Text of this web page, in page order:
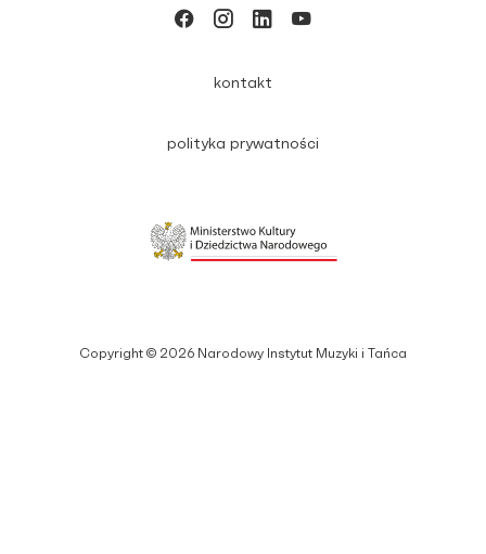
Copyright © 2026 Narodowy Instytut Muzyki i Tańca
kontakt
polityka prywatności